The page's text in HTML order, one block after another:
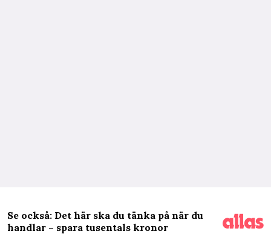
Se också: Det här ska du tänka på när du
handlar – spara tusentals kronor